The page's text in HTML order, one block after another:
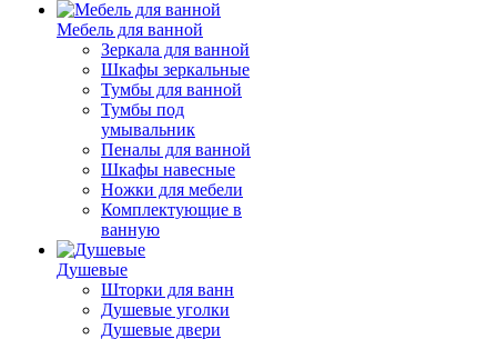
Мебель для ванной
Зеркала для ванной
Шкафы зеркальные
Тумбы для ванной
Тумбы под
умывальник
Пеналы для ванной
Шкафы навесные
Ножки для мебели
Комплектующие в
ванную
Душевые
Шторки для ванн
Душевые уголки
Душевые двери